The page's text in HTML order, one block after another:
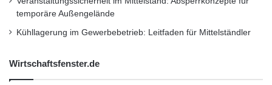
Hesse empfiehlt aus diesem Grund, bei der
korrekten Reifendrucks, sondern auch die
temporäre Außengelände
Kühllagerung im Gewerbebetrieb: Leitfaden für Mittelständler
Wirtschaftsfenster.de